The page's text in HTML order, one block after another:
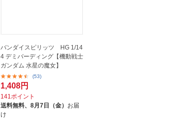
バンダイスピリッツ HG 1/14
4 デミバーディング【機動戦士
ガンダム 水星の魔女】
(53)
1,408円
141ポイント
送料無料、 8月7日（金） お届
け